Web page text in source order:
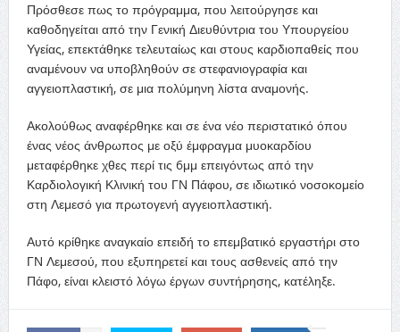
Πρόσθεσε πως το πρόγραμμα, που λειτούργησε και
καθοδηγείται από την Γενική Διευθύντρια του Υπουργείου
Υγείας, επεκτάθηκε τελευταίως και στους καρδιοπαθείς που
αναμένουν να υποβληθούν σε στεφανιογραφία και
αγγειοπλαστική, σε μια πολύμηνη λίστα αναμονής.
Ακολούθως αναφέρθηκε και σε ένα νέο περιστατικό όπου
ένας νέος άνθρωπος με οξύ έμφραγμα μυοκαρδίου
μεταφέρθηκε χθες περί τις 6μμ επειγόντως από την
Καρδιολογική Κλινική του ΓΝ Πάφου, σε ιδιωτικό νοσοκομείο
στη Λεμεσό για πρωτογενή αγγειοπλαστική.
Αυτό κρίθηκε αναγκαίο επειδή το επεμβατικό εργαστήρι στο
ΓΝ Λεμεσού, που εξυπηρετεί και τους ασθενείς από την
Πάφο, είναι κλειστό λόγω έργων συντήρησης, κατέληξε.